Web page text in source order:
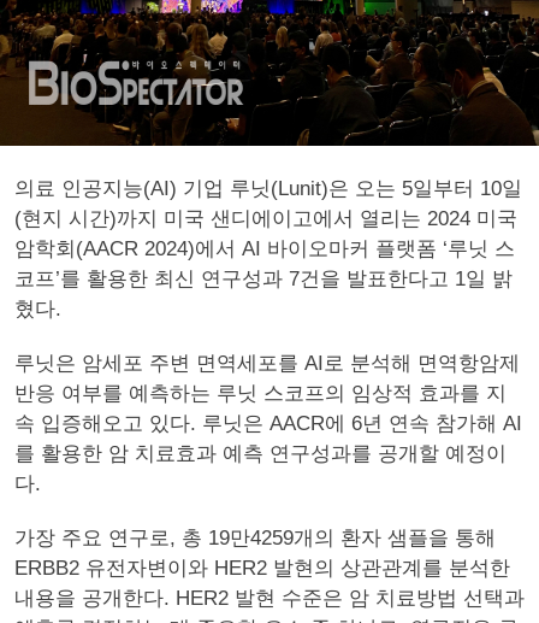
의료 인공지능(AI) 기업 루닛(Lunit)은 오는 5일부터 10일
(현지 시간)까지 미국 샌디에이고에서 열리는 2024 미국
암학회(AACR 2024)에서 AI 바이오마커 플랫폼 ‘루닛 스
코프’를 활용한 최신 연구성과 7건을 발표한다고 1일 밝
혔다.
루닛은 암세포 주변 면역세포를 AI로 분석해 면역항암제
반응 여부를 예측하는 루닛 스코프의 임상적 효과를 지
속 입증해오고 있다. 루닛은 AACR에 6년 연속 참가해 AI
를 활용한 암 치료효과 예측 연구성과를 공개할 예정이
다.
가장 주요 연구로, 총 19만4259개의 환자 샘플을 통해
ERBB2 유전자변이와 HER2 발현의 상관관계를 분석한
내용을 공개한다. HER2 발현 수준은 암 치료방법 선택과